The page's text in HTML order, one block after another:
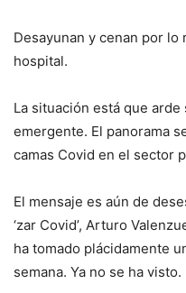
Desayunan y cenan por
hospital.
La situación está que
emergente. El panorama
camas Covid en el sector
El mensaje es aún de
‘zar Covid’, Arturo
ha tomado plácidamente
semana. Ya no se ha visto.